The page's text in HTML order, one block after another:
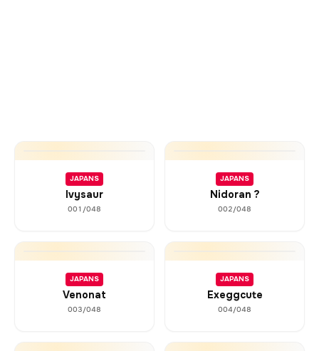
JAPANS
Ivysaur
001/048
JAPANS
Nidoran ?
002/048
JAPANS
Venonat
003/048
JAPANS
Exeggcute
004/048